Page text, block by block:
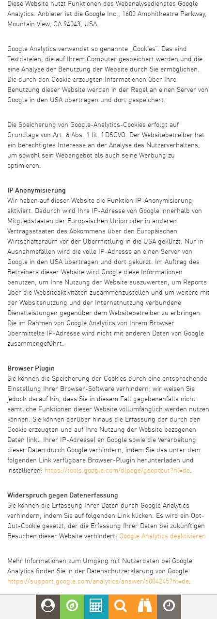
Diese Website nutzt Funktionen des Webanalysedienstes Google
Analytics. Anbieter ist die Google Inc., 1600 Amphitheatre Parkway,
Mountain View, CA 94043, USA.
Google Analytics verwendet so genannte „Cookies“. Das sind
Textdateien, die auf Ihrem Computer gespeichert werden und die
eine Analyse der Benutzung der Website durch Sie ermöglichen.
Die durch den Cookie erzeugten Informationen über Ihre
Benutzung dieser Website werden in der Regel an einen Server von
Google in den USA übertragen und dort gespeichert.
Die Speicherung von Google-Analytics-Cookies erfolgt auf
Grundlage von Art. 6 Abs. 1 lit. f DSGVO. Der Websitebetreiber hat
ein berechtigtes Interesse an der Analyse des Nutzerverhaltens,
um sowohl sein Webangebot als auch seine Werbung zu
optimieren.
IP Anonymisierung
Wir haben auf dieser Website die Funktion IP-Anonymisierung
aktiviert. Dadurch wird Ihre IP-Adresse von Google innerhalb von
Mitgliedstaaten der Europäischen Union oder in anderen
Vertragsstaaten des Abkommens über den Europäischen
Wirtschaftsraum vor der Übermittlung in die USA gekürzt. Nur in
Ausnahmefällen wird die volle IP-Adresse an einen Server von
Google in den USA übertragen und dort gekürzt. Im Auftrag des
Betreibers dieser Website wird Google diese Informationen
benutzen, um Ihre Nutzung der Website auszuwerten, um Reports
über die Websiteaktivitäten zusammenzustellen und um weitere mit
der Websitenutzung und der Internetnutzung verbundene
Dienstleistungen gegenüber dem Websitebetreiber zu erbringen.
Die im Rahmen von Google Analytics von Ihrem Browser
übermittelte IP-Adresse wird nicht mit anderen Daten von Google
zusammengeführt.
Browser Plugin
Sie können die Speicherung der Cookies durch eine entsprechende
Einstellung Ihrer Browser-Software verhindern; wir weisen Sie
jedoch darauf hin, dass Sie in diesem Fall gegebenenfalls nicht
sämtliche Funktionen dieser Website vollumfänglich werden nutzen
können. Sie können darüber hinaus die Erfassung der durch den
Cookie erzeugten und auf Ihre Nutzung der Website bezogenen
Daten (inkl. Ihrer IP-Adresse) an Google sowie die Verarbeitung
dieser Daten durch Google verhindern, indem Sie das unter dem
folgenden Link verfügbare Browser-Plugin herunterladen und
installieren: https://tools.google.com/dlpage/gaoptout?hl=de.
Widerspruch gegen Datenerfassung
Sie können die Erfassung Ihrer Daten durch Google Analytics
verhindern, indem Sie auf folgenden Link klicken. Es wird ein Opt-
Out-Cookie gesetzt, der die Erfassung Ihrer Daten bei zukünftigen
Besuchen dieser Website verhindert: Google Analytics deaktivieren
Mehr Informationen zum Umgang mit Nutzerdaten bei Google
Analytics finden Sie in der Datenschutzerklärung von Google:
https://support.google.com/analytics/answer/6004245?hl=de.
Auftragsdatenverarbeitung